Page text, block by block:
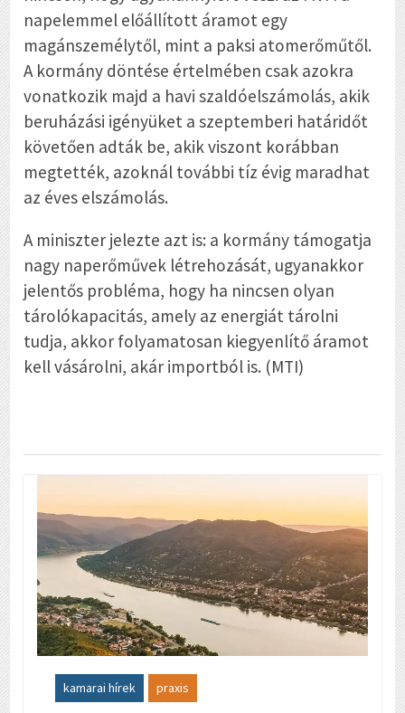
napelemmel előállított áramot egy
magánszemélytől, mint a paksi atomerőműtől.
A kormány döntése értelmében csak azokra
vonatkozik majd a havi szaldóelszámolás, akik
beruházási igényüket a szeptemberi határidőt
követően adták be, akik viszont korábban
megtették, azoknál további tíz évig maradhat
az éves elszámolás.
A miniszter jelezte azt is: a kormány támogatja
nagy naperőművek létrehozását, ugyanakkor
jelentős probléma, hogy ha nincsen olyan
tárolókapacitás, amely az energiát tárolni
tudja, akkor folyamatosan kiegyenlítő áramot
kell vásárolni, akár importból is. (MTI)
kamarai hírek praxis